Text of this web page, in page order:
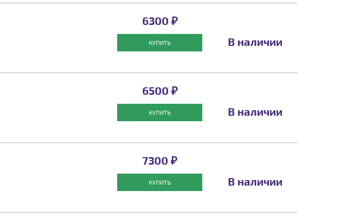
6300 ₽
КУПИТЬ В наличии
6500 ₽
КУПИТЬ В наличии
7300 ₽
КУПИТЬ В наличии